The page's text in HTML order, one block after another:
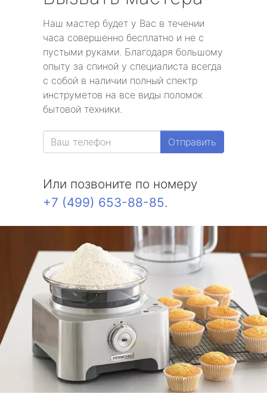
Наш мастер будет у Вас в течении
часа совершенно бесплатно и не с
пустыми руками. Благодаря большому
опыту за спиной у специалиста всегда
с собой в наличии полный спектр
инструметов на все виды поломок
бытовой техники.
Отправить
Или позвоните по номеру
+7 (499) 653-88-85.